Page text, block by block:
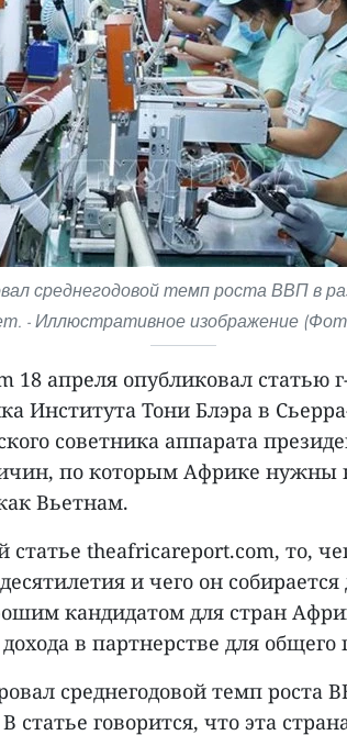
среднегодовой темп роста ВВП в
- Иллюстративное изображение
18 апреля опубликовал статью
Института Тони Блэра в
советника аппарата
по которым Африке нужны
Вьетнам.
статье theafricareport.com, то,
и чего он
кандидатом для стран
в партнерстве для общего
среднегодовой темп роста
статье говорится, что эта